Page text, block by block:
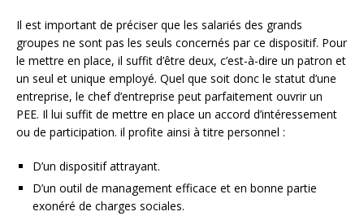
Il est important de préciser que les salariés des grands
groupes ne sont pas les seuls concernés par ce dispositif. Pour
le mettre en place, il suffit d’être deux, c’est-à-dire un patron et
un seul et unique employé. Quel que soit donc le statut d’une
entreprise, le chef d’entreprise peut parfaitement ouvrir un
PEE. Il lui suffit de mettre en place un accord d’intéressement
ou de participation. il profite ainsi à titre personnel :
D’un dispositif attrayant.
D’un outil de management efficace et en bonne partie
exonéré de charges sociales.